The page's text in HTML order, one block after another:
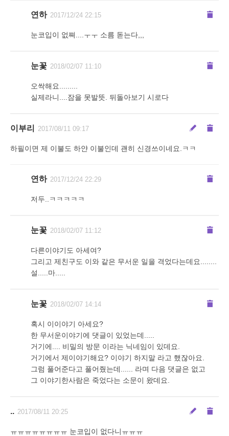
연하 2017/12/24 22:15
눈코입이 없쪄....ㅜㅜ 소름 돋는다,,,
눈꽃 2018/02/07 11:10
오싹해요.........
실제라니....잠을 못발뜻. 뒤돌아보기 시로다
이부리 2017/08/11 09:17
하필이면 제 이불도 하얀 이불인데 괜히 신경쓰이네요.ㅋㅋ
연하 2017/12/24 22:29
저두..ㅋㅋㅋㅋㅋ
눈꽃 2018/02/07 11:12
다른이야기도 아세여?
그리고 제친구도 이와 같은 무서운 일을 격었다는데요........
설.....마.....
눈꽃 2018/02/07 14:14
혹시 이이야기 아세요?
한 무서운이야기에 댓글이 있었는데.....
거기에.... 비밀의 방문 이라는 닉네임이 있데요.
거기에서 제이야기해요? 이야기 하지말 라고 했잖아요.
그럼 풀어준다고 풀어줬는데...... 라며 다음 댓글은 없고
그 이야기한사람은 죽었다는 소문이 왔데요.
.. 2017/08/11 20:25
ㅠㅠㅠㅠㅠㅠㅠㅠ 눈코입이 없다니ㅠㅠㅠ